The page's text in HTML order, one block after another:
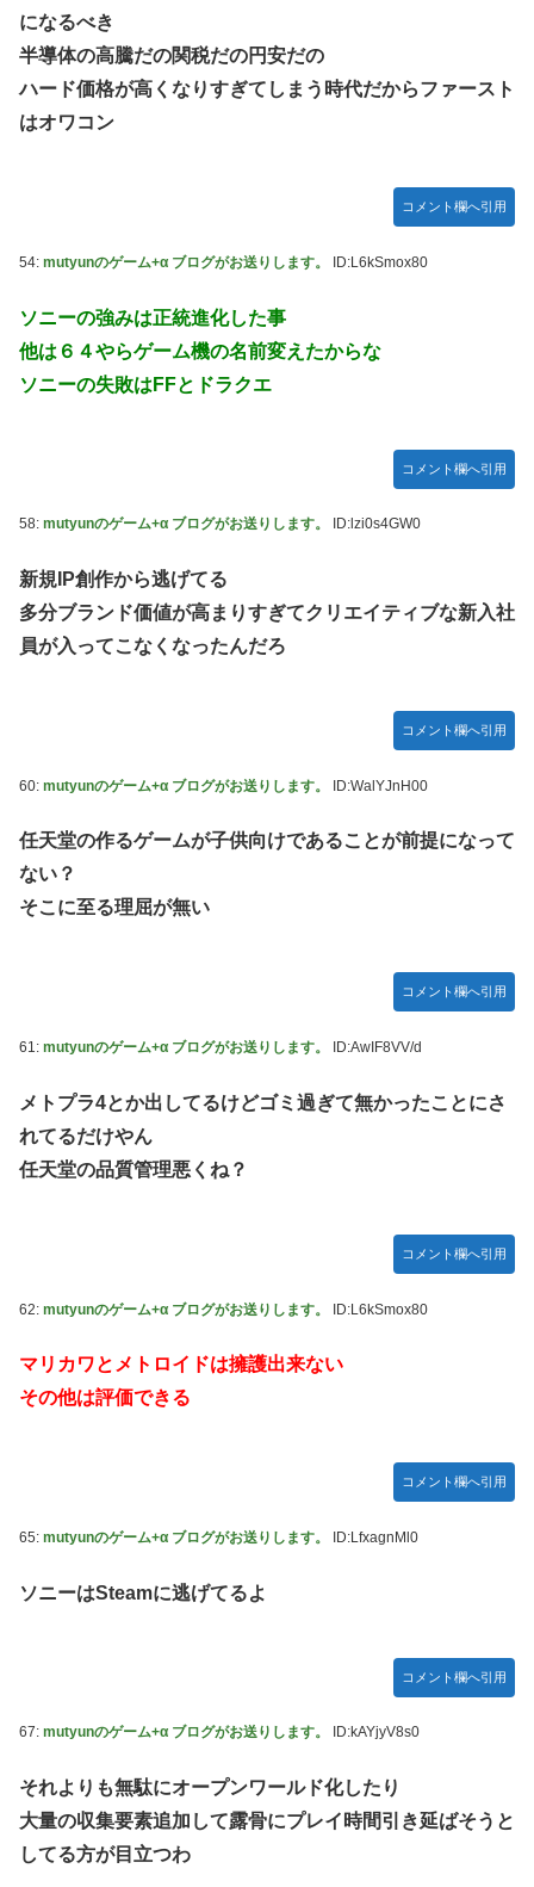
になるべき
半導体の高騰だの関税だの円安だの
ハード価格が高くなりすぎてしまう時代だからファースト
はオワコン
コメント欄へ引用
54: mutyunのゲーム+α ブログがお送りします。 ID:L6kSmox80
ソニーの強みは正統進化した事
他は６４やらゲーム機の名前変えたからな
ソニーの失敗はFFとドラクエ
コメント欄へ引用
58: mutyunのゲーム+α ブログがお送りします。 ID:lzi0s4GW0
新規IP創作から逃げてる
多分ブランド価値が高まりすぎてクリエイティブな新入社
員が入ってこなくなったんだろ
コメント欄へ引用
60: mutyunのゲーム+α ブログがお送りします。 ID:WalYJnH00
任天堂の作るゲームが子供向けであることが前提になって
ない？
そこに至る理屈が無い
コメント欄へ引用
61: mutyunのゲーム+α ブログがお送りします。 ID:AwIF8VV/d
メトプラ4とか出してるけどゴミ過ぎて無かったことにさ
れてるだけやん
任天堂の品質管理悪くね？
コメント欄へ引用
62: mutyunのゲーム+α ブログがお送りします。 ID:L6kSmox80
マリカワとメトロイドは擁護出来ない
その他は評価できる
コメント欄へ引用
65: mutyunのゲーム+α ブログがお送りします。 ID:LfxagnMl0
ソニーはSteamに逃げてるよ
コメント欄へ引用
67: mutyunのゲーム+α ブログがお送りします。 ID:kAYjyV8s0
それよりも無駄にオープンワールド化したり
大量の収集要素追加して露骨にプレイ時間引き延ばそうと
してる方が目立つわ